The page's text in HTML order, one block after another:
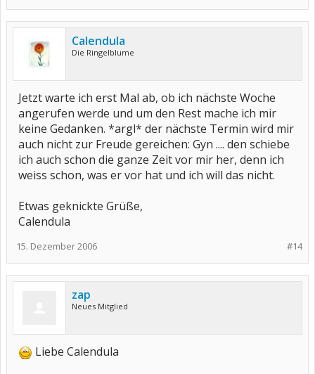
Calendula
Die Ringelblume
Jetzt warte ich erst Mal ab, ob ich nächste Woche
angerufen werde und um den Rest mache ich mir
keine Gedanken. *argl* der nächste Termin wird mir
auch nicht zur Freude gereichen: Gyn .... den schiebe
ich auch schon die ganze Zeit vor mir her, denn ich
weiss schon, was er vor hat und ich will das nicht.
Etwas geknickte Grüße,
Calendula
#14
15. Dezember 2006
zap
Neues Mitglied
Liebe Calendula